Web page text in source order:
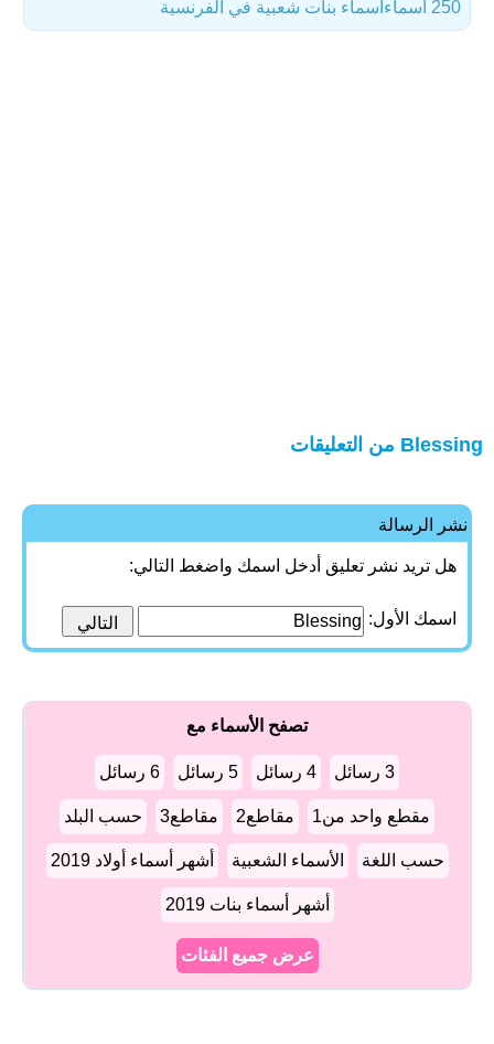
أسماء بنات شعبية في الفرنسية 250 أسماء
Blessing من التعليقات
نشر الرسالة
هل تريد نشر تعليق أدخل اسمك واضغط التالي:
اسمك الأول:
تصفح الأسماء مع
3 رسائل 4 رسائل 5 رسائل 6 رسائل
مقطع واحد من1 مقاطع2 مقاطع3 حسب البلد
حسب اللغة الأسماء الشعبية أشهر أسماء أولاد 2019
أشهر أسماء بنات 2019
عرض جميع الفئات